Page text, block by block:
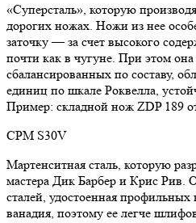
«Суперсталь», которую
дорогих ножах. Ножи из нее
заточку — за счет высокого
почти как в чугуне. При этом
сбалансированных по составу,
единиц по шкале Роквелла,
Пример: складной нож ZDP 189
CPM S30V
Мартенситная сталь, которую
мастера Дик Барбер и Крис Рив.
сталей, удостоенная
ванадия, поэтому ее легче